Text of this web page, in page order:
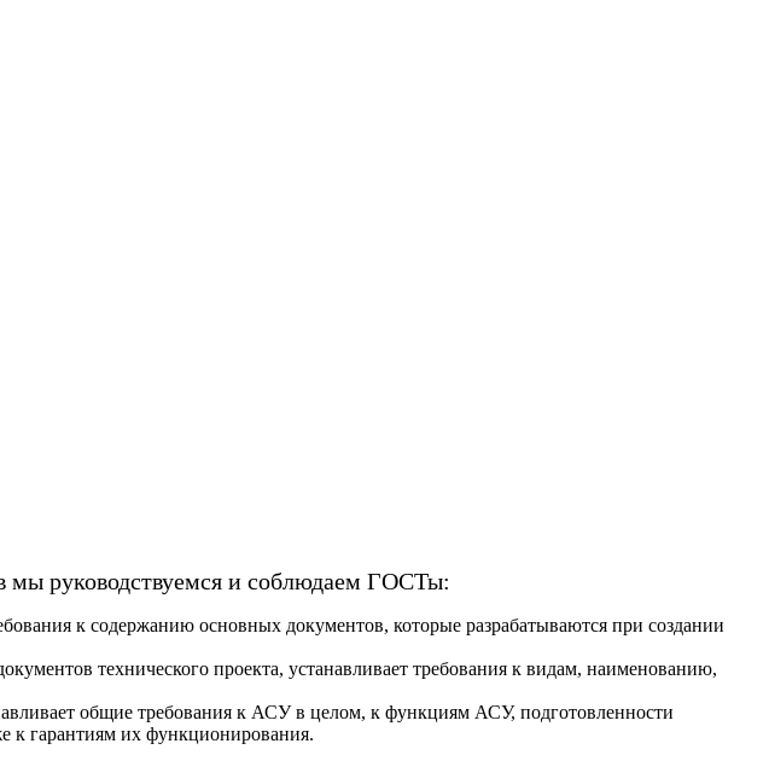
мы руководствуемся и соблюдаем ГОСТы:
к содержанию основных документов, которые разрабатываются при создании
технического проекта, устанавливает требования к видам, наименованию,
общие требования к АСУ в целом, к функциям АСУ, подготовленности
к гарантиям их функционирования.